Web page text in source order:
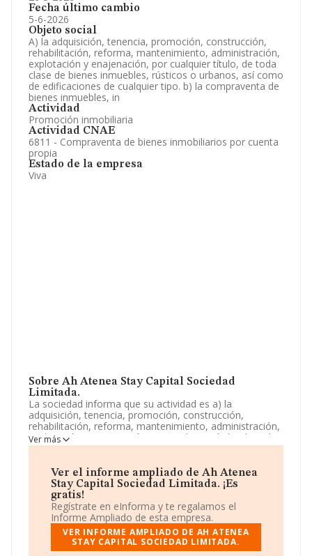
Fecha último cambio
5-6-2026
Objeto social
A) la adquisición, tenencia, promoción, construcción,
rehabilitación, reforma, mantenimiento, administración,
explotación y enajenación, por cualquier título, de toda
clase de bienes inmuebles, rústicos o urbanos, así como
de edificaciones de cualquier tipo. b) la compraventa de
bienes inmuebles, in
Actividad
Promoción inmobiliaria
Actividad CNAE
6811 - Compraventa de bienes inmobiliarios por cuenta
propia
Estado de la empresa
Viva
Sobre Ah Atenea Stay Capital Sociedad
Limitada.
La sociedad informa que su actividad es a) la
adquisición, tenencia, promoción, construcción,
rehabilitación, reforma, mantenimiento, administración,
explotación y enajenación, por cualquier título, de toda
clase de bienes inmuebles, rústicos o urbanos, así como
bienes inmuebles, in. La sociedad está registrada como
Sociedad Limitada. Tiene CNAE: 6811 - '%cnae%'. La
compañía no tiene actividad en mercados exteriores.
La sociedadAh Atenea Stay Capital Sociedad
Limitada, NIF B88720040, se encuentra en Avenida De
Europa Pq. Empresarial El Limon núm. 6, (41928),
Palomares Del Rio, provincia de Sevilla, Andalucía.
Ver más
Ver el informe ampliado de Ah Atenea
Stay Capital Sociedad Limitada. ¡Es
gratis!
Regístrate en eInforma y te regalamos el
Informe Ampliado de esta empresa.
VER INFORME AMPLIADO DE AH ATENEA
STAY CAPITAL SOCIEDAD LIMITADA.